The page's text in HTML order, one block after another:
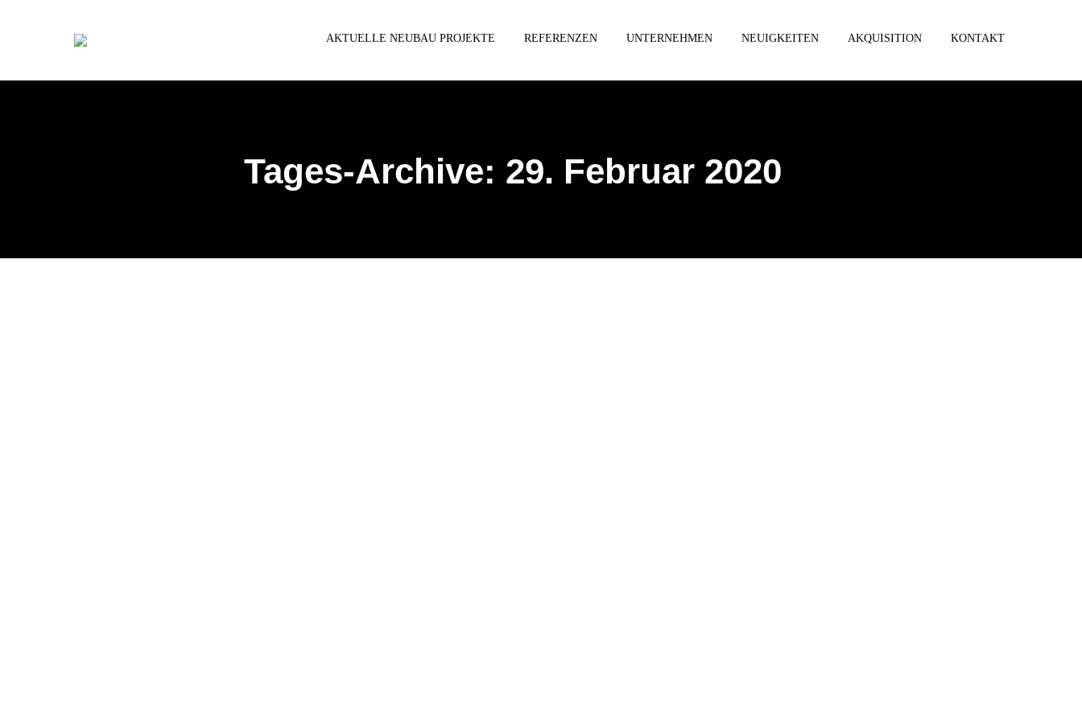
AKTUELLE NEUBAU PROJEKTE REFERENZEN UNTERNEHMEN NEUIGKEITEN AKQUISITION KONTAKT
Tages-Archive: 29. Februar 2020